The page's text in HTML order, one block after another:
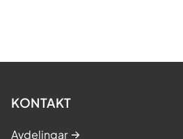
KONTAKT
Avdelingar